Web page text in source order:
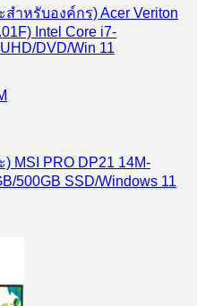
ำหรับองค์กร) Acer Veriton
Intel Core i7-
DVD/Win 11
MSI PRO DP21 14M-
500GB SSD/Windows 11